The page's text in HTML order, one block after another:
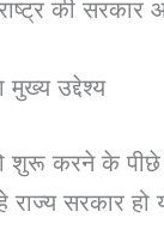
की
मुख्य उद्देश्य
को शुरू करने के
सरकार हो